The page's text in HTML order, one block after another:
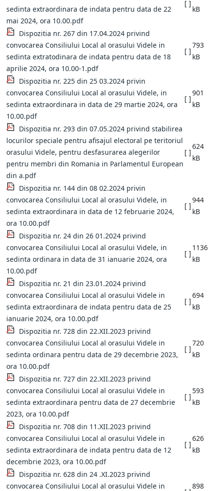
sedinta extraordinara de indata pentru data de 22
mai 2024, ora 10.00.pdf
[ ]
kB
Dispozitia nr. 267 din 17.04.2024 privind
convocarea Consiliului Local al orasului Videle in
sedinta extratodinara de indata pentru data de 18
aprilie 2024, ora 10.00-1.pdf
[ ]
793
kB
Dispozitia nr. 225 din 25 03.2024 privin
convocarea Consiliului Local al orasului Videle, in
sedinta extraordinara in data de 29 martie 2024, ora
10.00.pdf
[ ]
901
kB
Dispozitia nr. 293 din 07.05.2024 privind stabilirea
locurilor speciale pentru afisajul electoral pe teritoriul
orasului Videle, pentru desfasurarea alegerilor
pentru membri din Romania in Parlamentul European
din a.pdf
[ ]
624
kB
Dispozitia nr. 144 din 08 02.2024 privin
convocarea Consiliului Local al orasului Videle, in
sedinta extraordinara in data de 12 februarie 2024,
ora 10.00.pdf
[ ]
944
kB
Dispozitia nr. 24 din 26 01.2024 privind
convocarea Consiliului Local al orasului Videle, in
sedinta ordinara in data de 31 ianuarie 2024, ora
10.00.pdf
[ ]
1136
kB
Dispozitia nr. 21 din 23.01.2024 privind
convocarea Consiliului Local al orasului Videle in
sedinta extraordinara de indata pentru data de 25
ianuarie 2024, ora 10.00.pdf
[ ]
694
kB
Dispozitia nr. 728 din 22.XII.2023 privind
convocarea Consiliului Local al orasului Videle in
sedinta ordinara pentru data de 29 decembrie 2023,
ora 10.00.pdf
[ ]
720
kB
Dispozitia nr. 727 din 22.XII.2023 privind
convocarea Consiliului Local al orasului Videle in
sedinta extraordinara pentru data de 27 decembrie
2023, ora 10.00.pdf
[ ]
593
kB
Dispozitia nr. 708 din 11.XII.2023 privind
convocarea Consiliului Local al orasului Videle in
sedinta extraordinara de indata pentru data de 12
decembrie 2023, ora 10.00.pdf
[ ]
626
kB
Dispozitia nr. 628 din 24 .XI.2023 privind
convocarea Consiliului Local al orasului Videle in
898